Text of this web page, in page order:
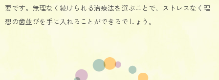
要です。無理なく続けられる治療法を選ぶことで、ストレスなく理
想の歯並びを手に入れることができるでしょう。